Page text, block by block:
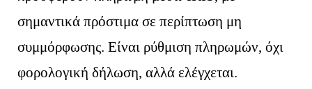
σημαντικά πρόστιμα σε περίπτωση μη
συμμόρφωσης. Είναι ρύθμιση πληρωμών, όχι
φορολογική δήλωση, αλλά ελέγχεται.